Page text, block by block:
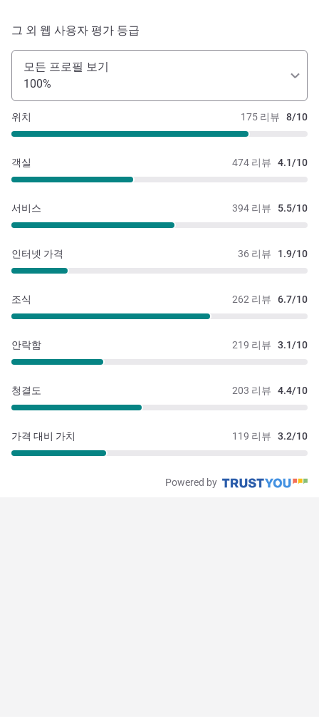
그 외 웹 사용자 평가 등급
모든 프로필 보기
100%
175 리뷰 8/10
위치
474 리뷰 4.1/10
객실
394 리뷰 5.5/10
서비스
36 리뷰 1.9/10
인터넷 가격
262 리뷰 6.7/10
조식
219 리뷰 3.1/10
안락함
203 리뷰 4.4/10
청결도
119 리뷰 3.2/10
가격 대비 가치
Powered by